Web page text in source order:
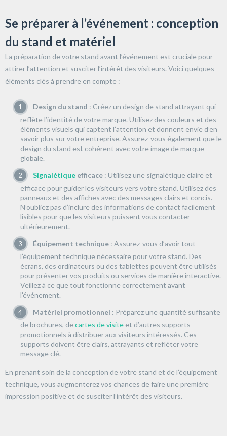
Se préparer à l’événement : conception
du stand et matériel
La préparation de votre stand avant l’événement est cruciale pour
attirer l’attention et susciter l’intérêt des visiteurs. Voici quelques
éléments clés à prendre en compte :
Design du stand : Créez un design de stand attrayant qui
reflète l’identité de votre marque. Utilisez des couleurs et des
éléments visuels qui captent l’attention et donnent envie d’en
savoir plus sur votre entreprise. Assurez-vous également que le
design du stand est cohérent avec votre image de marque
globale.
Signalétique efficace : Utilisez une signalétique claire et
efficace pour guider les visiteurs vers votre stand. Utilisez des
panneaux et des affiches avec des messages clairs et concis.
N’oubliez pas d’inclure des informations de contact facilement
lisibles pour que les visiteurs puissent vous contacter
ultérieurement.
Équipement technique : Assurez-vous d’avoir tout
l’équipement technique nécessaire pour votre stand. Des
écrans, des ordinateurs ou des tablettes peuvent être utilisés
pour présenter vos produits ou services de manière interactive.
Veillez à ce que tout fonctionne correctement avant
l’événement.
Matériel promotionnel : Préparez une quantité suffisante
de brochures, de cartes de visite et d’autres supports
promotionnels à distribuer aux visiteurs intéressés. Ces
supports doivent être clairs, attrayants et refléter votre
message clé.
En prenant soin de la conception de votre stand et de l’équipement
technique, vous augmenterez vos chances de faire une première
impression positive et de susciter l’intérêt des visiteurs.